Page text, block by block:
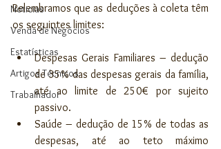
Noticias
Venda de Negócios
Estatísticas
Artigos Técnicos
Trabalhador
Relembramos que as deduções à coleta têm
os seguintes limites:
Despesas Gerais Familiares – dedução
de 35% das despesas gerais da família,
até ao limite de 250€ por sujeito
passivo.
Saúde – dedução de 15% de todas as
despesas, até ao teto máximo